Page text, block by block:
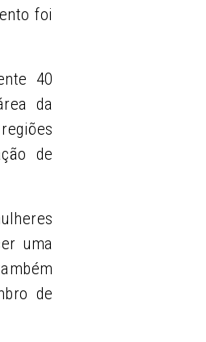
foi
40
da
de
uma
de